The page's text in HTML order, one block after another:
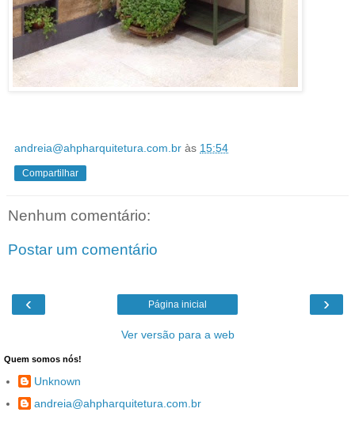
andreia@ahpharquitetura.com.br às 15:54
Compartilhar
Nenhum comentário:
Postar um comentário
‹ ›
Página inicial
Ver versão para a web
Quem somos nós!
Unknown
andreia@ahpharquitetura.com.br